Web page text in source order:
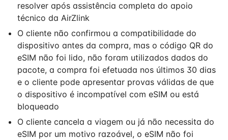
resolver após assistência completa do apoio
técnico da AirZlink
O cliente não confirmou a compatibilidade do
dispositivo antes da compra, mas o código QR do
eSIM não foi lido, não foram utilizados dados do
pacote, a compra foi efetuada nos últimos 30 dias
e o cliente pode apresentar provas válidas de que
o dispositivo é incompatível com eSIM ou está
bloqueado
O cliente cancela a viagem ou já não necessita do
eSIM por um motivo razoável, o eSIM não foi